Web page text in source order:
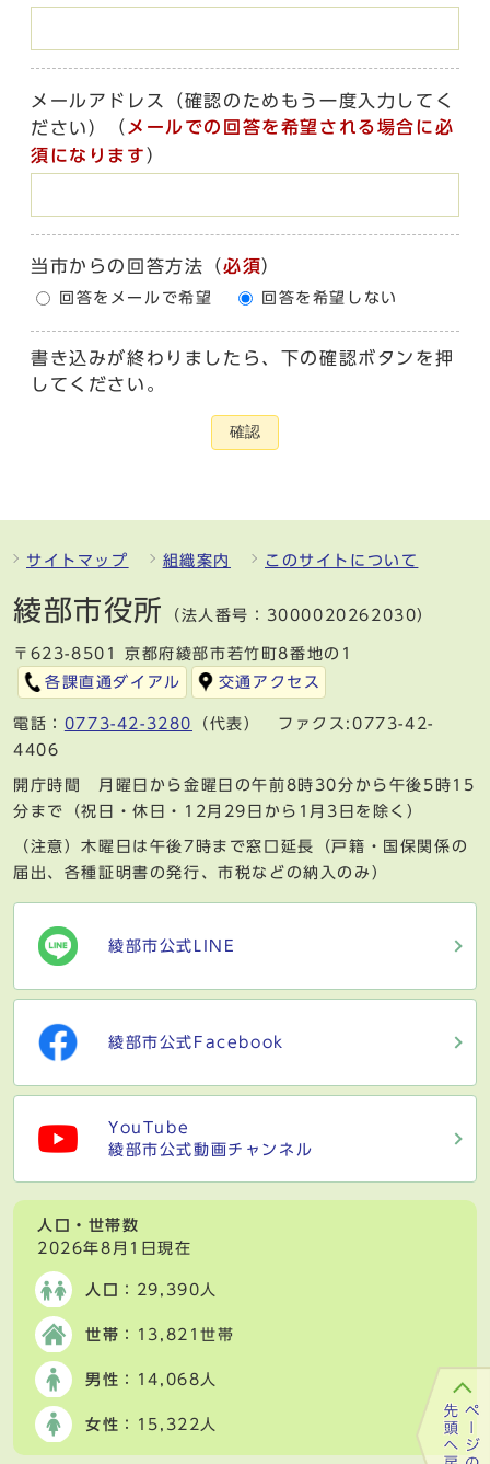
メールアドレス（確認のためもう一度入力してく
ださい）
（ メールでの回答を希望される場合に必
須になります ）
当市からの回答方法 （必須）
回答をメールで希望 回答を希望しない
書き込みが終わりましたら、下の確認ボタンを押
してください。
確認
サイトマップ 組織案内 このサイトについて
綾部市役所 （法人番号：3000020262030）
〒623-8501 京都府綾部市若竹町8番地の1
各課直通ダイアル
交通アクセス
電話： 0773-42-3280
（代表） ファクス:0773-42-
4406
開庁時間 月曜日から金曜日の午前8時30分から午後5時15
分まで（祝日・休日・12月29日から1月3日を除く）
（注意）木曜日は午後7時まで窓口延長（戸籍・国保関係の
届出、各種証明書の発行、市税などの納入のみ）
綾部市公式LINE
綾部市公式Facebook
YouTube
綾部市公式動画チャンネル
人口・世帯数
2026年8月1日現在
人口 ：29,390人
世帯 ：13,821世帯
男性 ：14,068人
女性 ：15,322人